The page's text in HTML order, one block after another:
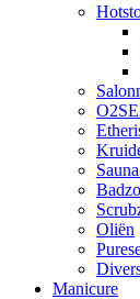
Oliën
Manicure